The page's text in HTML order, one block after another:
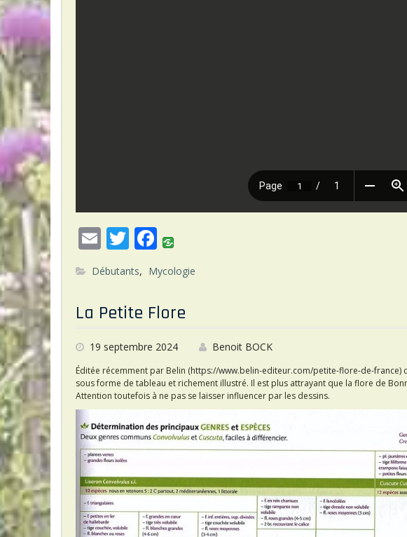
E
m
ai
l
T
w
itt
er
F
ac
e
b
o
o
k
Débutants, Mycologie
La Petite Flore
19 septembre 2024 Benoit BOCK
Éditée récemment par Belin (https://www.belin-editeur.com/petite-flore-de-france)
sous forme de tableau et richement illustré. Il est plus attrayant que la flore de
Attention toutefois à ne pas se laisser influencer par les dessins.